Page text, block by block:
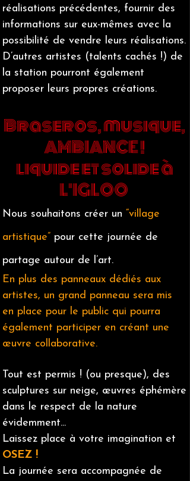
réalisations précédentes, fournir des
informations sur eux-mêmes avec la
possibilité de vendre leurs réalisations.
D’autres artistes (talents cachés !) de
la station pourront également
proposer leurs propres créations.
Braseros, musique,
AMBIANCE !
liquide et solide à
L'IGLOO
Nous souhaitons créer un “village
artistique” pour cette journée de
partage autour de l’art.
En plus des panneaux dédiés aux
artistes, un grand panneau sera mis
en place pour le public qui pourra
également participer en créant une
œuvre collaborative.
Tout est permis ! (ou presque), des
sculptures sur neige, œuvres éphémère
dans le respect de la nature
évidemment...
Laissez place à votre imagination et
OSEZ !
La journée sera accompagnée de